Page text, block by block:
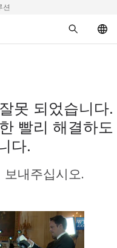
션
못 되었습니다.
빨리 해결하도
다.
내주십시오.